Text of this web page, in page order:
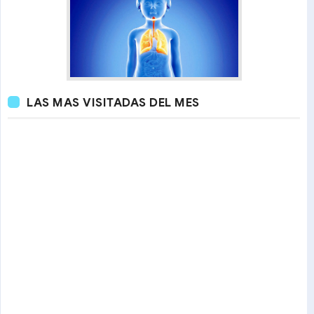
LAS MAS VISITADAS DEL MES